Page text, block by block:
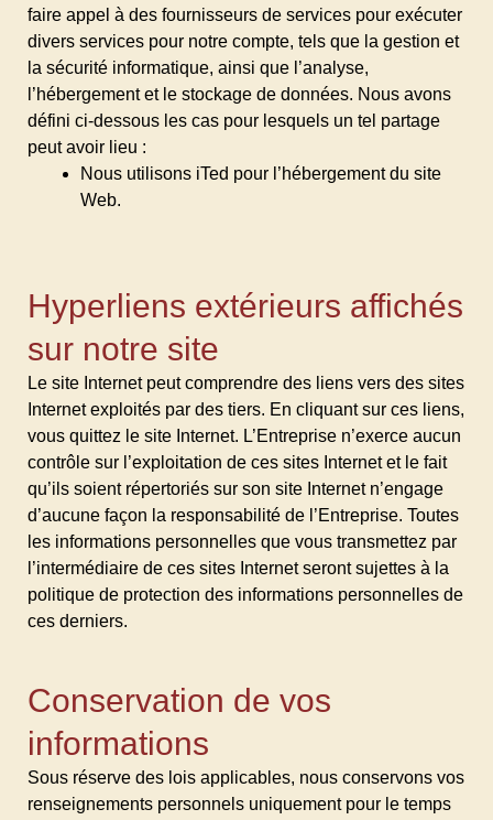
faire appel à des fournisseurs de services pour exécuter
divers services pour notre compte, tels que la gestion et
la sécurité informatique, ainsi que l’analyse,
l’hébergement et le stockage de données. Nous avons
défini ci-dessous les cas pour lesquels un tel partage
peut avoir lieu :
Nous utilisons iTed pour l’hébergement du site
Web.
Hyperliens extérieurs affichés
sur notre site
Le site Internet peut comprendre des liens vers des sites
Internet exploités par des tiers. En cliquant sur ces liens,
vous quittez le site Internet. L’Entreprise n’exerce aucun
contrôle sur l’exploitation de ces sites Internet et le fait
qu’ils soient répertoriés sur son site Internet n’engage
d’aucune façon la responsabilité de l’Entreprise. Toutes
les informations personnelles que vous transmettez par
l’intermédiaire de ces sites Internet seront sujettes à la
politique de protection des informations personnelles de
ces derniers.
Conservation de vos
informations
Sous réserve des lois applicables, nous conservons vos
renseignements personnels uniquement pour le temps